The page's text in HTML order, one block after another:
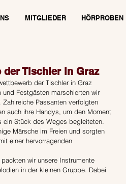
MITGLIEDER HÖRPROBEN
Tischler in Graz
der Tischler in Graz
Festgästen marschierten wir
Passanten verfolgten
auch ihre Handys, um den Moment
Stück des Weges begleiteten.
Märsche im Freien und sorgten
einer hervorragenden
wir unsere Instrumente
in der kleinen Gruppe. Dabei